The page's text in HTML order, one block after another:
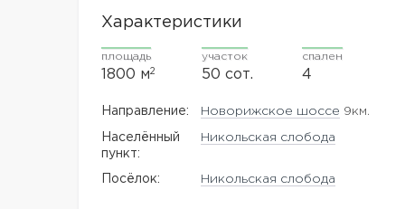
Характеристики
площадь
1800 м2
участок
50 сот.
спален
4
Направление: Новорижское шоссе 9км.
Населённый
пункт:
Никольская слобода
Посёлок: Никольская слобода